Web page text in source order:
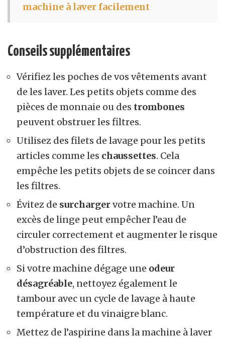
machine à laver facilement
Conseils supplémentaires
Vérifiez les poches de vos vêtements avant
de les laver. Les petits objets comme des
pièces de monnaie ou des trombones
peuvent obstruer les filtres.
Utilisez des filets de lavage pour les petits
articles comme les chaussettes. Cela
empêche les petits objets de se coincer dans
les filtres.
Évitez de surchargervotre machine. Un
excès de linge peut empêcher l’eau de
circuler correctement et augmenter le risque
d’obstruction des filtres.
Si votre machine dégage une odeur
désagréable, nettoyez également le
tambour avec un cycle de lavage à haute
température et du vinaigre blanc.
Mettez de l’aspirine dans la machine à laver